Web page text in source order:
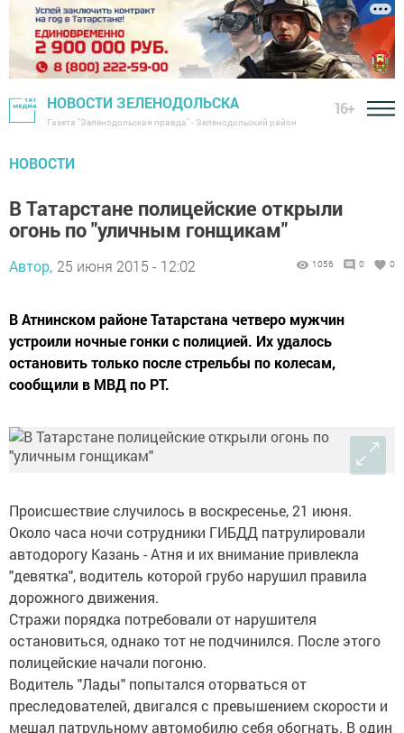
НОВОСТИ ЗЕЛЕНОДОЛЬСКА
Газета "Зеленодольская правда" - Зеленодольский район
16+
НОВОСТИ
В Татарстане полицейские открыли
огонь по "уличным гонщикам"
Автор, 25 июня 2015 - 12:02 1056 0 0
В Атнинском районе Татарстана четверо мужчин
устроили ночные гонки с полицией. Их удалось
остановить только после стрельбы по колесам,
сообщили в МВД по РТ.
Происшествие случилось в воскресенье, 21 июня.
Около часа ночи сотрудники ГИБДД патрулировали
автодорогу Казань - Атня и их внимание привлекла
"девятка", водитель которой грубо нарушил правила
дорожного движения.
Стражи порядка потребовали от нарушителя
остановиться, однако тот не подчинился. После этого
полицейские начали погоню.
Водитель "Лады" попытался оторваться от
преследователей, двигался с превышением скорости и
мешал патрульному автомобилю себя обогнать. В один